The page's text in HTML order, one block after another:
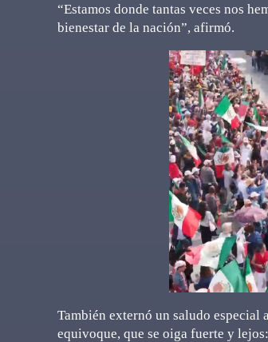
“Estamos donde tantas veces nos
bienestar de la nación”, afirmó.
También externó un saludo especial
equivoque, que se oiga fuerte y